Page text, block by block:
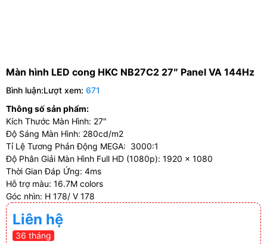
Màn hình LED cong HKC NB27C2 27″ Panel VA 144Hz
Bình luận:Lượt xem: 671
Thông số sản phẩm:
Kích Thước Màn Hình: 27″
Độ Sáng Màn Hình: 280cd/m2
Tỉ Lệ Tương Phản Động MEGA: 3000:1
Độ Phân Giải Màn Hình Full HD (1080p): 1920 x 1080
Thời Gian Đáp Ứng: 4ms
Hỗ trợ màu: 16.7M colors
Góc nhìn: H 178/ V 178
Liên hệ
36 tháng